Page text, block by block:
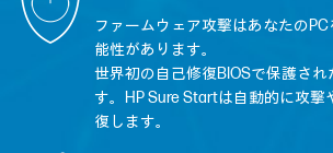
ファームウェア攻撃はあなたの
能性があります。
世界初の自己修復BIOSで保護され
す。HP Sure Startは自動的に攻撃
復します。